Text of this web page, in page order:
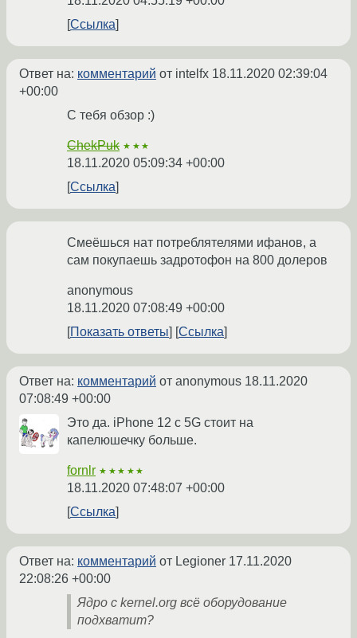
Ссылка
Ответ на: комментарий от intelfx 18.11.2020 02:39:04
+00:00
С тебя обзор :)
ChekPuk ★★★
18.11.2020 05:09:34 +00:00
Ссылка
Смеёшься нат потреблятелями ифанов, а
сам покупаешь задротофон на 800 долеров
anonymous
18.11.2020 07:08:49 +00:00
Показать ответы
Ссылка
Ответ на: комментарий от anonymous 18.11.2020
07:08:49 +00:00
Это да. iPhone 12 с 5G стоит на
капелюшечку больше.
fornlr ★★★★★
18.11.2020 07:48:07 +00:00
Ссылка
Ответ на: комментарий от Legioner 17.11.2020
22:08:26 +00:00
Ядро с kernel.org всё оборудование
подхватит?